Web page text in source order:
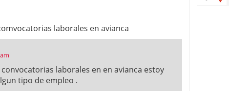
laborales en avianca
laborales en en avianca estoy
tipo de empleo .